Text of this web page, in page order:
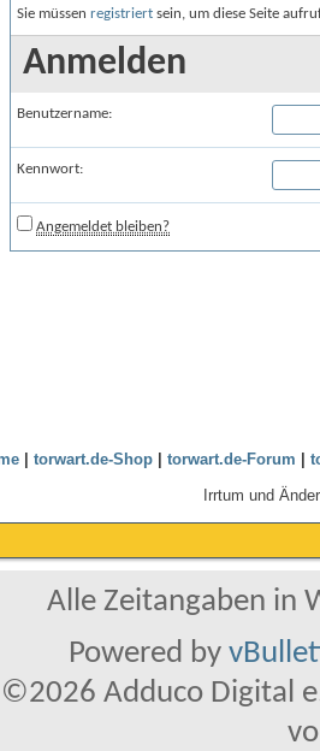
Sie müssen registriert sein, um diese Seite
Anmelden
Benutzername:
Kennwort:
Angemeldet bleiben?
| torwart.de-Shop| torwart.de-Forum
Irrtum und
Alle Zeitangaben in
Powered by
Adduco Digital